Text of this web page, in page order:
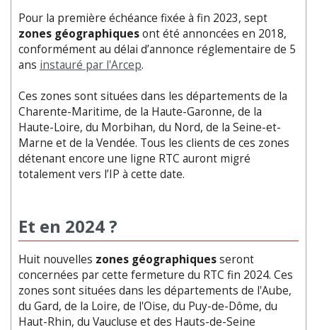
Pour la première échéance fixée à fin 2023, sept
zones géographiquesont été annoncées en 2018,
conformément au délai d’annonce réglementaire de 5
ans instauré par l'Arcep.
Ces zones sont situées dans les départements de la
Charente-Maritime, de la Haute-Garonne, de la
Haute-Loire, du Morbihan, du Nord, de la Seine-et-
Marne et de la Vendée. Tous les clients de ces zones
détenant encore une ligne RTC auront migré
totalement vers l’IP à cette date.
Et en 2024 ?
Huit nouvelles zones géographiquesseront
concernées par cette fermeture du RTC fin 2024. Ces
zones sont situées dans les départements de l'Aube,
du Gard, de la Loire, de l'Oise, du Puy-de-Dôme, du
Haut-Rhin, du Vaucluse et des Hauts-de-Seine